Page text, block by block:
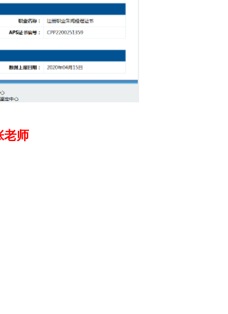
联系人:张老师